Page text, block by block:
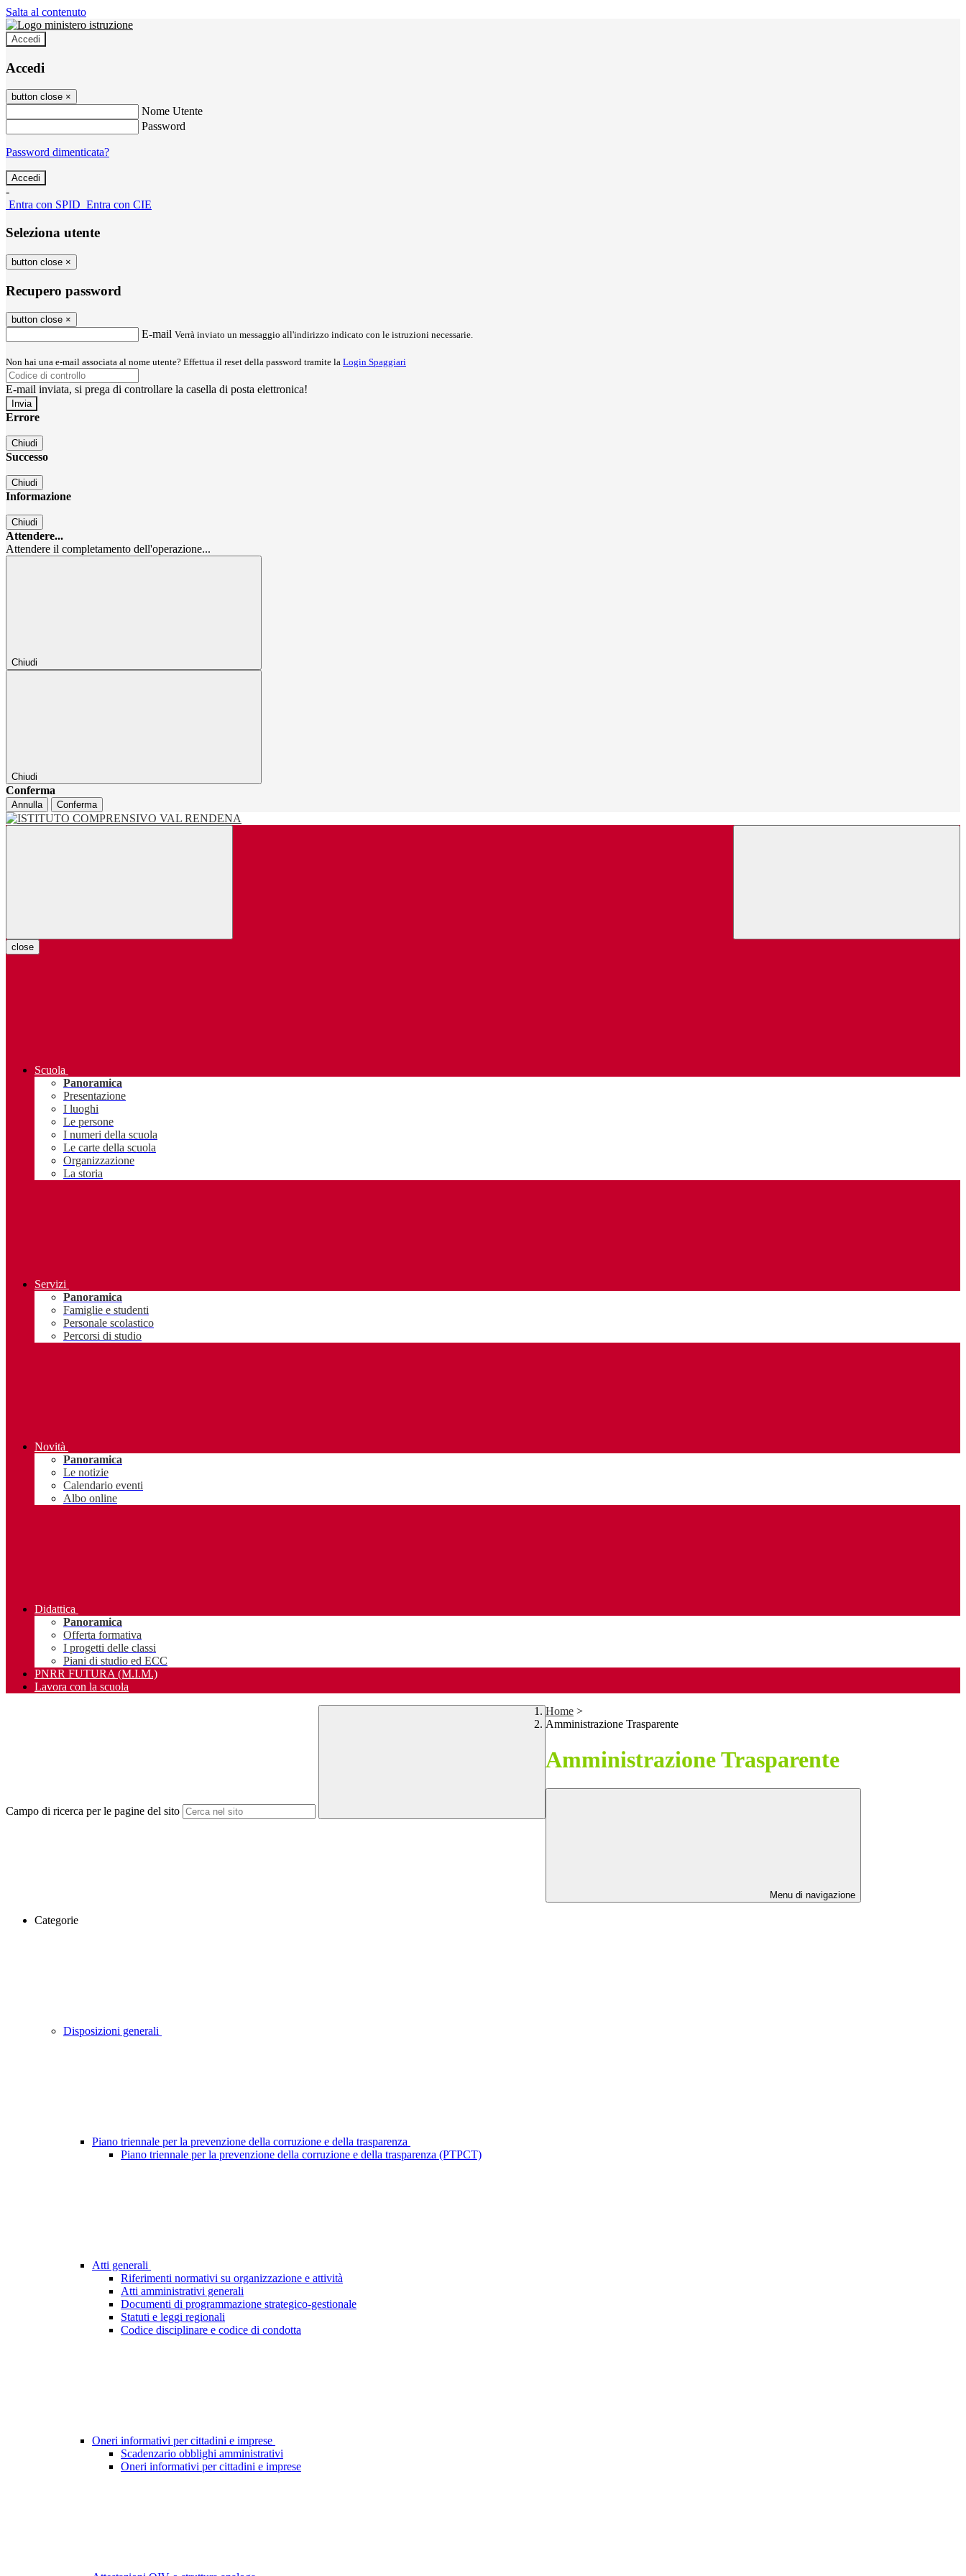
Salta al contenuto
Accedi
Accedi
button close ×
Nome Utente
Password
Password dimenticata?
-
Entra con SPID Entra con CIE
Seleziona utente
button close ×
Recupero password
button close ×
E-mail Verrà inviato un messaggio all'indirizzo indicato con le istruzioni necessarie.
Non hai una e-mail associata al nome utente? Effettua il reset della password tramite la Login Spaggiari
E-mail inviata, si prega di controllare la casella di posta elettronica!
Errore
Chiudi
Successo
Chiudi
Informazione
Chiudi
Attendere...
Attendere il completamento dell'operazione...
Chiudi
Chiudi
Conferma
Annulla Conferma
close
Scuola
Panoramica
Presentazione
I luoghi
Le persone
I numeri della scuola
Le carte della scuola
Organizzazione
La storia
Servizi
Panoramica
Famiglie e studenti
Personale scolastico
Percorsi di studio
Novità
Panoramica
Le notizie
Calendario eventi
Albo online
Didattica
Panoramica
Offerta formativa
I progetti delle classi
Piani di studio ed ECC
PNRR FUTURA (M.I.M.)
Lavora con la scuola
Campo di ricerca per le pagine del sito
Home >
Amministrazione Trasparente
Amministrazione Trasparente
Menu di navigazione
Categorie
Disposizioni generali
Piano triennale per la prevenzione della corruzione e della trasparenza
Piano triennale per la prevenzione della corruzione e della trasparenza (PTPCT)
Atti generali
Riferimenti normativi su organizzazione e attività
Atti amministrativi generali
Documenti di programmazione strategico-gestionale
Statuti e leggi regionali
Codice disciplinare e codice di condotta
Oneri informativi per cittadini e imprese
Scadenzario obblighi amministrativi
Oneri informativi per cittadini e imprese